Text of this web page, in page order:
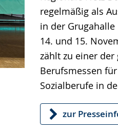
angezeigt.
regelmäßig als
in der Grugahalle
14. und 15.
zählt zu einer
Berufs­messen
Sozialberufe in
zur